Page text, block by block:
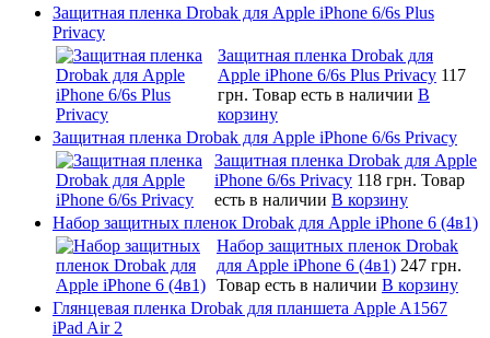
Защитная пленка Drobak для Apple iPhone 6/6s Plus
Privacy
Защитная пленка Drobak для
Apple iPhone 6/6s Plus Privacy 117
грн. Товар есть в наличии В
корзину
Защитная пленка Drobak для Apple iPhone 6/6s Privacy
Защитная пленка Drobak для Apple
iPhone 6/6s Privacy 118 грн. Товар
есть в наличии В корзину
Набор защитных пленок Drobak для Apple iPhone 6 (4в1)
Набор защитных пленок Drobak
для Apple iPhone 6 (4в1) 247 грн.
Товар есть в наличии В корзину
Глянцевая пленка Drobak для планшета Apple A1567
iPad Air 2